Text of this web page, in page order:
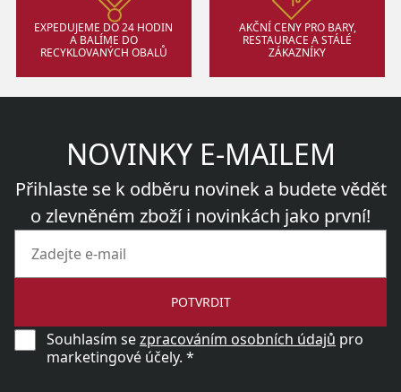
EXPEDUJEME DO 24 HODIN
A BALÍME DO
RECYKLOVANÝCH OBALŮ
AKČNÍ CENY PRO BARY,
RESTAURACE A STÁLÉ
ZÁKAZNÍKY
NOVINKY E-MAILEM
Přihlaste se k odběru novinek a budete vědět
o zlevněném zboží i novinkách jako první!
POTVRDIT
Souhlasím sezpracováním osobních údajů pro
marketingové účely. *